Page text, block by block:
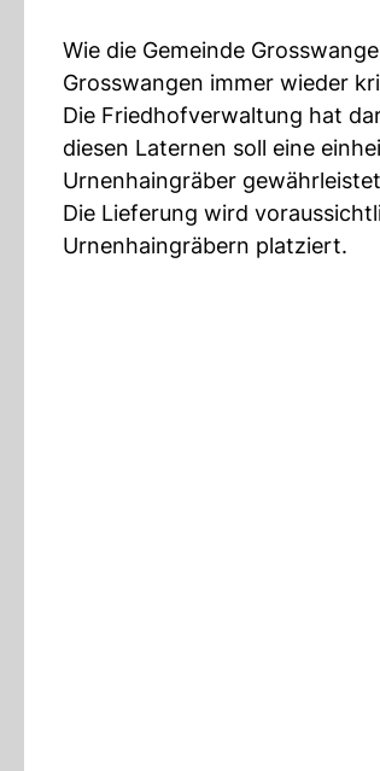
Wie die Gemeinde
Grosswangen immer wieder
Die Friedhofverwaltung hat
diesen Laternen soll eine
Urnenhaingräber
Die Lieferung wird
Urnenhaingräbern platziert.